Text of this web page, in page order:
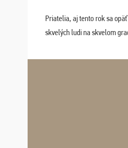
Priatelia, aj tento rok sa
skvelých ludi na skvelom
sa na budúci rok. Prajem